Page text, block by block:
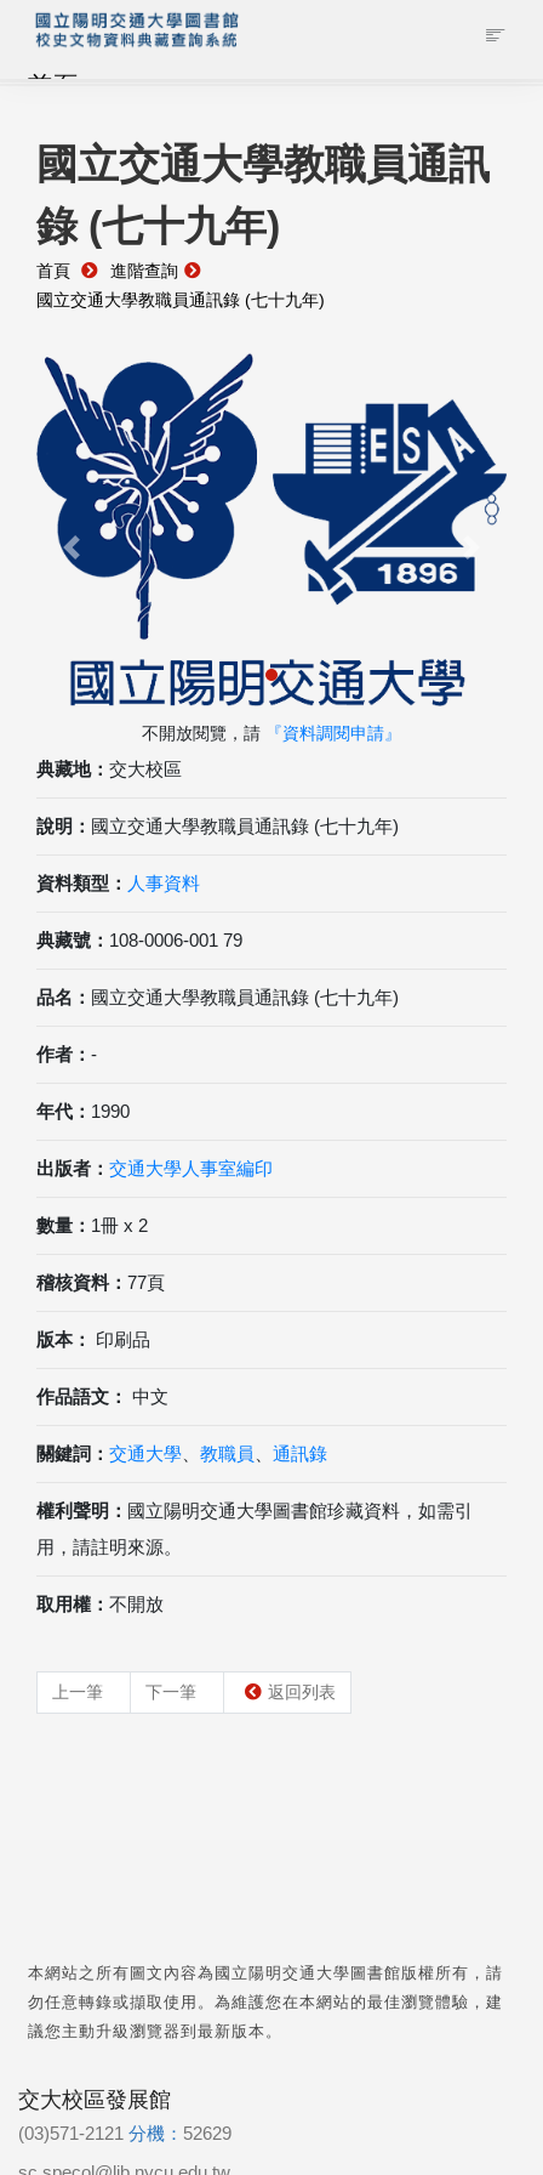
首頁
藏品查詢
校史館簡介
藏品清單全覽
資料調閱申請
管理者登入
國立交通大學教職員通訊
錄 (七十九年)
首頁
進階查詢
國立交通大學教職員通訊錄 (七十九年)
典藏地： 交大校區
說明： 國立交通大學教職員通訊錄 (七十九年)
資料類型： 人事資料
典藏號： 108-0006-001 79
品名： 國立交通大學教職員通訊錄 (七十九年)
作者： -
年代： 1990
出版者： 交通大學人事室編印
數量： 1冊 x 2
稽核資料： 77頁
版本： 印刷品
作品語文： 中文
關鍵詞： 交通大學 教職員 通訊錄
權利聲明： 國立陽明交通大學圖書館珍藏資料，如需引
用，請註明來源。
取用權： 不開放
上一筆 下一筆 返回列表
Previous Next
不開放閱覽，請 『資料調閱申請』
本網站之所有圖文內容為國立陽明交通大學圖書館版權所有，請
勿任意轉錄或擷取使用。為維護您在本網站的最佳瀏覽體驗，建
議您主動升級瀏覽器到最新版本。
交大校區發展館
(03)571-2121 分機： 52629